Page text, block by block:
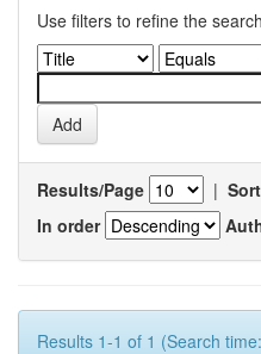
Use filters to refine the
Results/Page |
In order
Results 1-1 of 1 (Search